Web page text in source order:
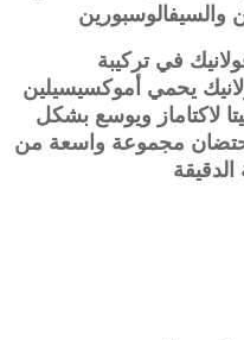
والسيفالوسبورين
في تركيبة
يحمي أموكسيسيلين
لاكتاماز ويوسع بشكل
مجموعة واسعة من
الدقيقة